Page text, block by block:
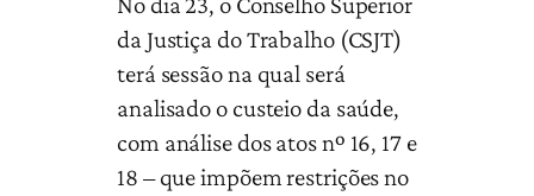
da Justiça do Trabalho (CSJT)
terá sessão na qual será
analisado o custeio da saúde,
com análise dos atos nº 16, 17 e
18 – que impõem restrições no